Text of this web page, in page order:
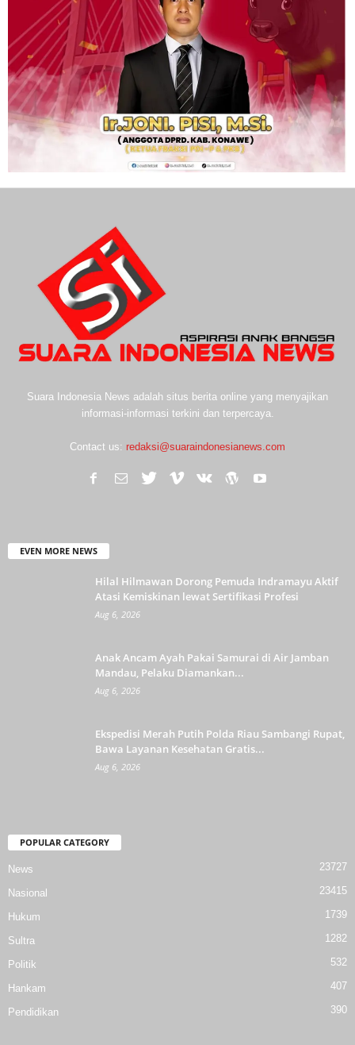
Suara Indonesia News adalah situs berita online yang menyajikan
informasi-informasi terkini dan terpercaya.
Contact us: redaksi@suaraindonesianews.com
EVEN MORE NEWS
Hilal Hilmawan Dorong Pemuda Indramayu Aktif
Atasi Kemiskinan lewat Sertifikasi Profesi
Aug 6, 2026
Anak Ancam Ayah Pakai Samurai di Air Jamban
Mandau, Pelaku Diamankan...
Aug 6, 2026
Ekspedisi Merah Putih Polda Riau Sambangi Rupat,
Bawa Layanan Kesehatan Gratis...
Aug 6, 2026
POPULAR CATEGORY
News 23727
Nasional 23415
Hukum 1739
Sultra 1282
Politik 532
Hankam 407
Pendidikan 390